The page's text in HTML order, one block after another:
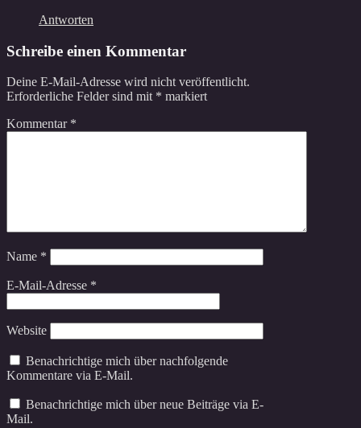
Antworten
Schreibe einen Kommentar
Deine E-Mail-Adresse wird nicht veröffentlicht.
Erforderliche Felder sind mit * markiert
Kommentar *
Name *
E-Mail-Adresse *
Website
Benachrichtige mich über nachfolgende
Kommentare via E-Mail.
Benachrichtige mich über neue Beiträge via E-
Mail.